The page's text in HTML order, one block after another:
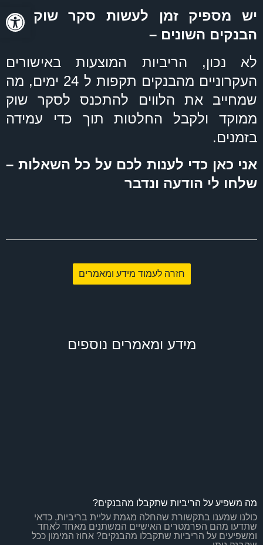
יש מספיק זמן לעשות סקר שוק בין
הבנקים השונים –
לא נכון, הריביות המוצעות באישורים
העקרוניים מהבנקים תקפות ל 24 ימים, מה
שמחייב את הלווים להתכנס לסקר שוק
ממוקד ולקבל החלטות תוך כדי עמידה
בזמנים.
אני כאן כדי לענות לכם על כל השאלות –
שלחו לי הודעה ונדבר
חזרה לעמוד מידע ומאמרים
מידע ומאמרים נוספים
מה משפיע על הריביות שתקבלו מהבנקים?
כולנו שמענו בתקשורת שהחלה מגמת עליית בריביות, כדאי
שתדעו מהם הפרמטרים האישיים המשתנים מאחד לאחד
ומשפיעים על הריביות שתקבלו מהבנקים? אחוז המימון ככל
פתח